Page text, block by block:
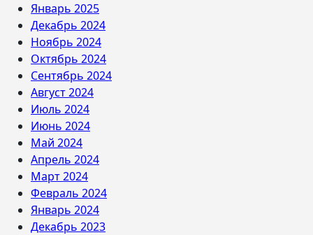
Январь 2025
Декабрь 2024
Ноябрь 2024
Октябрь 2024
Сентябрь 2024
Август 2024
Июль 2024
Июнь 2024
Май 2024
Апрель 2024
Март 2024
Февраль 2024
Январь 2024
Декабрь 2023